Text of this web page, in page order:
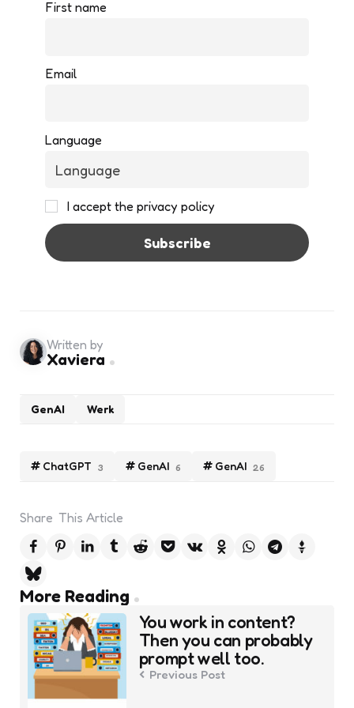
First name
Email
Language
I accept the privacy policy
ChatGPT 3 GenAI 6 GenAI 26
GenAI Werk
Written by
Xaviera
Share This Article
More Reading
Post
navigation
You work in content?
Then you can probably
prompt well too.
Previous Post